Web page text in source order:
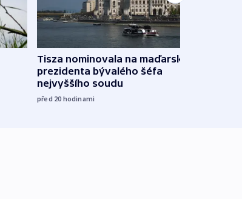
Tisza nominovala na maďarského
prezidenta bývalého šéfa
nejvyššího soudu
před 20 hodinami